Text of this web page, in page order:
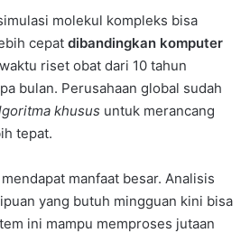
molekul kompleks bisa
cepat dibandingkan komputer
riset obat dari 10 tahun
bulan. Perusahaan global sudah
khusus untuk merancang
tepat.
manfaat besar. Analisis
yang butuh mingguan kini bisa
ini mampu memproses jutaan